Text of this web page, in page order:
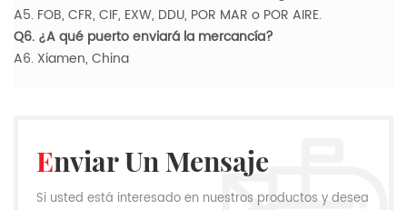
A5. FOB, CFR, CIF, EXW, DDU, POR MAR o POR AIRE.
Q6. ¿A qué puerto enviará la mercancía?
A6. Xiamen, China
Enviar Un Mensaje
Si usted está interesado en nuestros productos y desea